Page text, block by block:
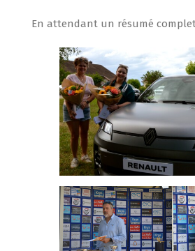
En attendant un résumé